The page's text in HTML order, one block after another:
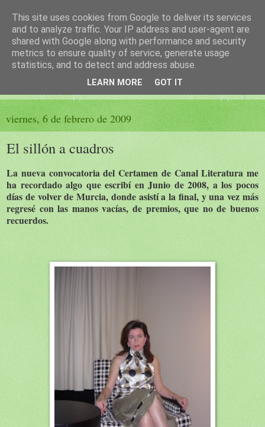
El sueño de las palabras
PÁGINA LITERARIA DE FELISA MORENO
viernes, 6 de febrero de 2009
El sillón a cuadros
La nueva convocatoria del Certamen de Canal Literatura me
ha recordado algo que escribí en Junio de 2008, a los pocos
días de volver de Murcia, donde asistí a la final, y una vez más
regresé con las manos vacías, de premios, que no de buenos
recuerdos.
This site uses cookies from Google to deliver its services
and to analyze traffic. Your IP address and user-agent are
shared with Google along with performance and security
metrics to ensure quality of service, generate usage
statistics, and to detect and address abuse.
LEARN MORE GOT IT